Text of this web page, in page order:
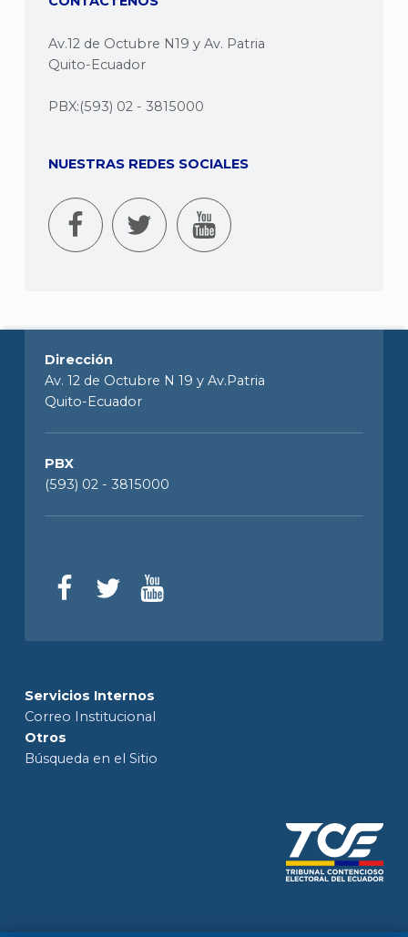
Av.12 de Octubre N19 y Av. Patria
Quito-Ecuador
PBX:(593) 02 - 3815000
NUESTRAS REDES SOCIALES
Dirección
Av. 12 de Octubre N 19 y Av.Patria
Quito-Ecuador
PBX
(593) 02 - 3815000
Servicios Internos
Correo Institucional
Otros
Búsqueda en el Sitio